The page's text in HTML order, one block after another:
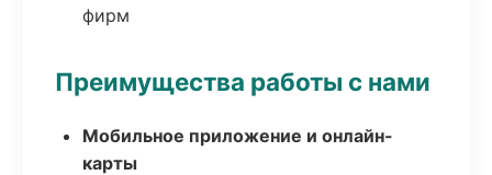
фирм
Преимущества работы с нами
Мобильное приложение и онлайн-
карты